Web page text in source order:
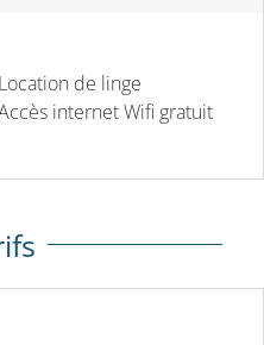
Location de linge
internet Wifi gratuit